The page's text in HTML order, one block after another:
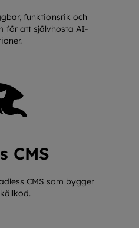
funktionsrik och
för att självhosta AI-
CMS
CMS som bygger